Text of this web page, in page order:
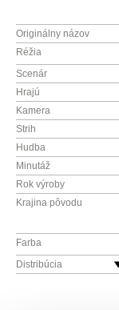
Originálny názov
Réžia
Scenár
Hrajú
Kamera
Strih
Hudba
Minutáž
Rok výroby
Krajina pôvodu
Farba
Distribúcia